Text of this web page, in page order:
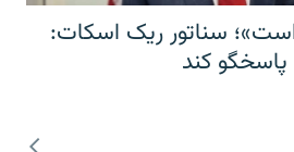
سناتور ریک اسکات:
پاسخگو کند